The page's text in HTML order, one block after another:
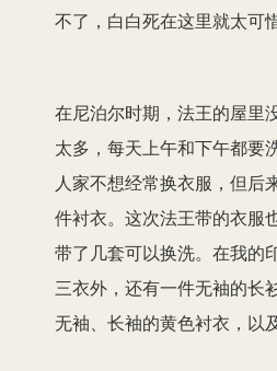
不了，白白死在这里就太可
在尼泊尔时期，法王的屋里
太多，每天上午和下午都要
人家不想经常换衣服，但后
件衬衣。这次法王带的衣服
带了几套可以换洗。在我的
三衣外，还有一件无袖的长
无袖、长袖的黄色衬衣，以